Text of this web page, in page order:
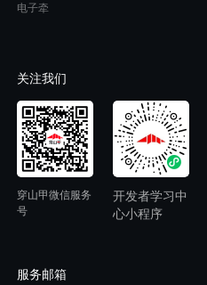
电子牵
关注我们
穿山甲微信服务
号
开发者学习中
心小程序
服务邮箱